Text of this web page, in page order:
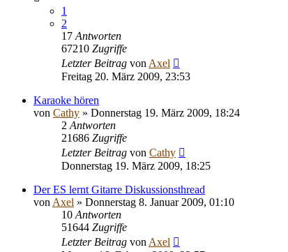
1
2
17 Antworten
67210 Zugriffe
Letzter Beitrag von Axel
Freitag 20. März 2009, 23:53
Karaoke hören
von Cathy » Donnerstag 19. März 2009, 18:24
2 Antworten
21686 Zugriffe
Letzter Beitrag von Cathy
Donnerstag 19. März 2009, 18:25
Der ES lernt Gitarre Diskussionsthread
von Axel » Donnerstag 8. Januar 2009, 01:10
10 Antworten
51644 Zugriffe
Letzter Beitrag von Axel